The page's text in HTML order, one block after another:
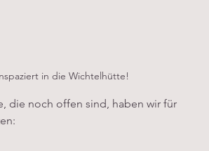
in die Wichtelhütte!
die noch offen sind, haben wir für